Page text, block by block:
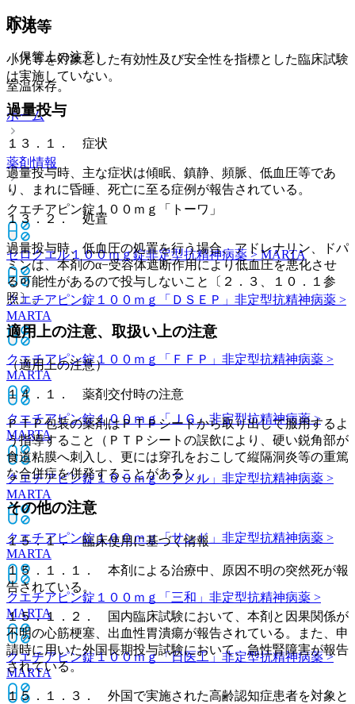
貯法
（保管上の注意）
室温保存。
ホーム
薬剤情報
クエチアピン錠１００ｍｇ「トーワ」
セロクエル１００ｍｇ錠非定型抗精神病薬 > MARTA
クエチアピン錠１００ｍｇ「ＤＳＥＰ」 非定型抗精神病薬 >
MARTA
クエチアピン錠１００ｍｇ「ＦＦＰ」 非定型抗精神病薬 >
MARTA
クエチアピン錠１００ｍｇ「ＪＧ」非定型抗精神病薬 >
MARTA
クエチアピン錠１００ｍｇ「アメル」 非定型抗精神病薬 >
MARTA
クエチアピン錠１００ｍｇ「サンド」 非定型抗精神病薬 >
MARTA
クエチアピン錠１００ｍｇ「三和」 非定型抗精神病薬 >
MARTA
クエチアピン錠１００ｍｇ「日医工」非定型抗精神病薬 >
MARTA
小児等
小児等を対象とした有効性及び安全性を指標とした臨床試験
は実施していない。
過量投与
１３．１． 症状
過量投与時、主な症状は傾眠、鎮静、頻脈、低血圧等であ
り、まれに昏睡、死亡に至る症例が報告されている。
１３．２． 処置
過量投与時、低血圧の処置を行う場合、アドレナリン、ドパ
ミンは、本剤のα−受容体遮断作用により低血圧を悪化させ
る可能性があるので投与しないこと〔２．３、１０．１参
照〕。
適用上の注意、取扱い上の注意
（適用上の注意）
１４．１． 薬剤交付時の注意
ＰＴＰ包装の薬剤はＰＴＰシートから取り出して服用するよ
う指導すること（ＰＴＰシートの誤飲により、硬い鋭角部が
食道粘膜へ刺入し、更には穿孔をおこして縦隔洞炎等の重篤
な合併症を併発することがある）。
その他の注意
１５．１． 臨床使用に基づく情報
１５．１．１． 本剤による治療中、原因不明の突然死が報
告されている。
１５．１．２． 国内臨床試験において、本剤と因果関係が
不明の心筋梗塞、出血性胃潰瘍が報告されている。また、申
請時に用いた外国長期投与試験において、急性腎障害が報告
されている。
１５．１．３． 外国で実施された高齢認知症患者を対象と